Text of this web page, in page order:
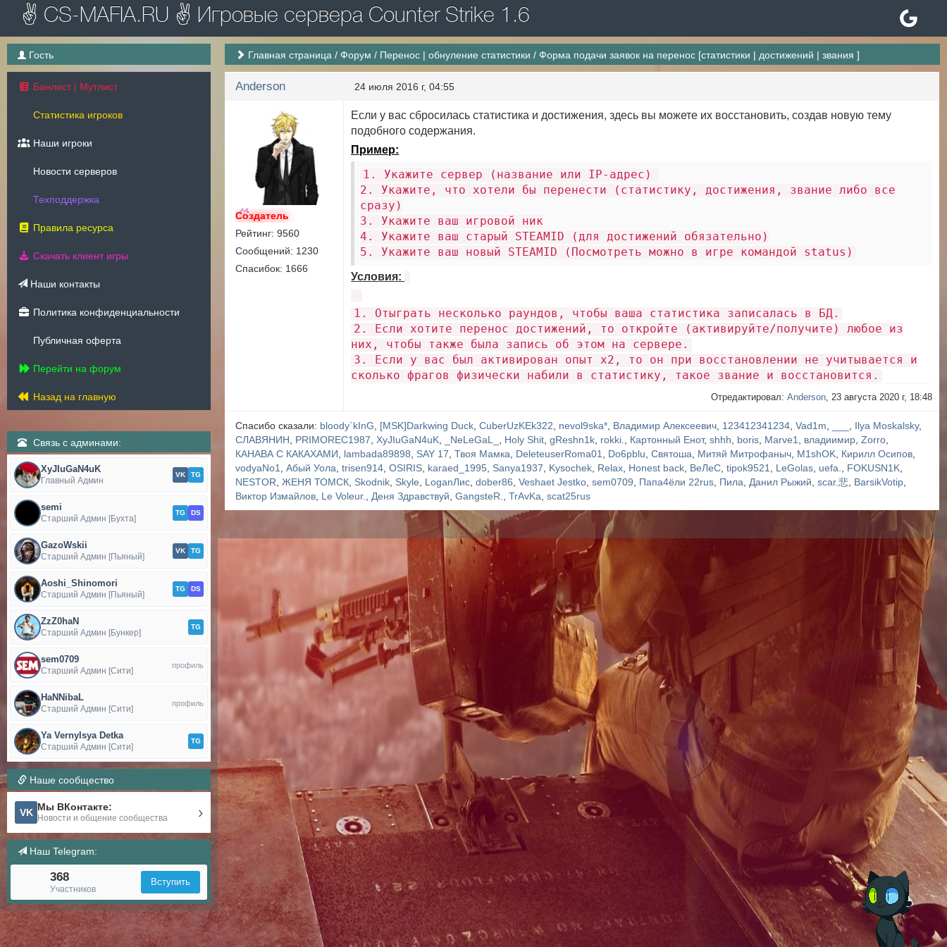
✌ CS-MAFIA.RU ✌ Игровые сервера Counter Strike 1.6
Гость
Банлист | Мутлист
Статистика игроков
Наши игроки
Новости серверов
Техподдержка
Правила ресурса
Скачать клиент игры
Наши контакты
Политика конфиденциальности
Публичная оферта
Перейти на форум
Назад на главную
Связь с админами:
XyJIuGaN4uK
Главный Админ
VK TG
semi
Старший Админ [Бухта]
TG DS
GazoWskii
Старший Админ [Пьяный]
VK TG
Aoshi_Shinomori
Старший Админ [Пьяный]
TG DS
ZzZ0haN
Старший Админ [Бункер]
TG
sem0709
Старший Админ [Сити]
профиль
HaNNibaL
Старший Админ [Сити]
профиль
Ya Vernylsya Detka
Старший Админ [Сити]
TG
Наше сообщество
VK Мы ВКонтакте:
Новости и общение сообщества ›
Наш Telegram:
368
Участников
Вступить
Главная страница /Форум / Перенос | обнуление статистики /Форма подачи заявок на перенос [статистики | достижений | звания ]
Anderson 24 июля 2016 г, 04:55
Создатель
Рейтинг: 9560
Сообщений: 1230
Спасибок: 1666
Если у вас сбросилась статистика и достижения, здесь вы можете их восстановить, создав новую тему
подобного содержания.
Пример:
1. Укажите сервер (название или IP-адрес)
2. Укажите, что хотели бы перенести (статистику, достижения, звание либо все
сразу)
3. Укажите ваш игровой ник
4. Укажите ваш старый STEAMID (для достижений обязательно)
5. Укажите ваш новый STEAMID (Посмотреть можно в игре командой status)
Условия:
1. Отыграть несколько раундов, чтобы ваша статистика записалась в БД.
2. Если хотите перенос достижений, то откройте (активируйте/получите) любое из
них, чтобы также была запись об этом на сервере.
3. Если у вас был активирован опыт х2, то он при восстановлении не учитывается и
сколько фрагов физически набили в статистику, такое звание и восстановится.
Отредактировал:Anderson, 23 августа 2020 г, 18:48
Спасибо сказали: bloody`kInG [MSK]Darkwing Duck ,CuberUzKEk322 nevol9ska* Владимир Алексеевич 123412341234 ,Vad1m Ilya Moskalsky,
СЛАВЯНИН
PRIMOREC1987 XyJIuGaN4uK _NeLeGaL_ Holy Shit ,gReshn1k rokki. Картонный Енот,shhh boris Marve1 владиимир ,Zorro
КАНАВА С КАКАХАМИ
lambada89898 SAY 17 ,Твоя Мамка DeleteuserRoma01 Do6pblu ,Святоша Митяй Митрофаныч M1shOK Кирилл Осипов
vodyaNo1
,Абый Уола ,trisen914 ,OSIRIS karaed_1995 Sanya1937 Kysochek Relax Honest back ВеЛеС ,tipok9521 LeGolas uefa. FOKUSN1K
NESTOR ,ЖЕНЯ ТОМСК Skodnik Skyle LoganЛис ,dober86 ,Veshaet Jestko ,sem0709 Папа4ёли 22rus Пила Данил Рыжий ,scar.悲 BarsikVotip
Виктор Измайлов Le Voleur. Деня Здравствуй ,GangsteR. ,TrAvKa ,scat25rus